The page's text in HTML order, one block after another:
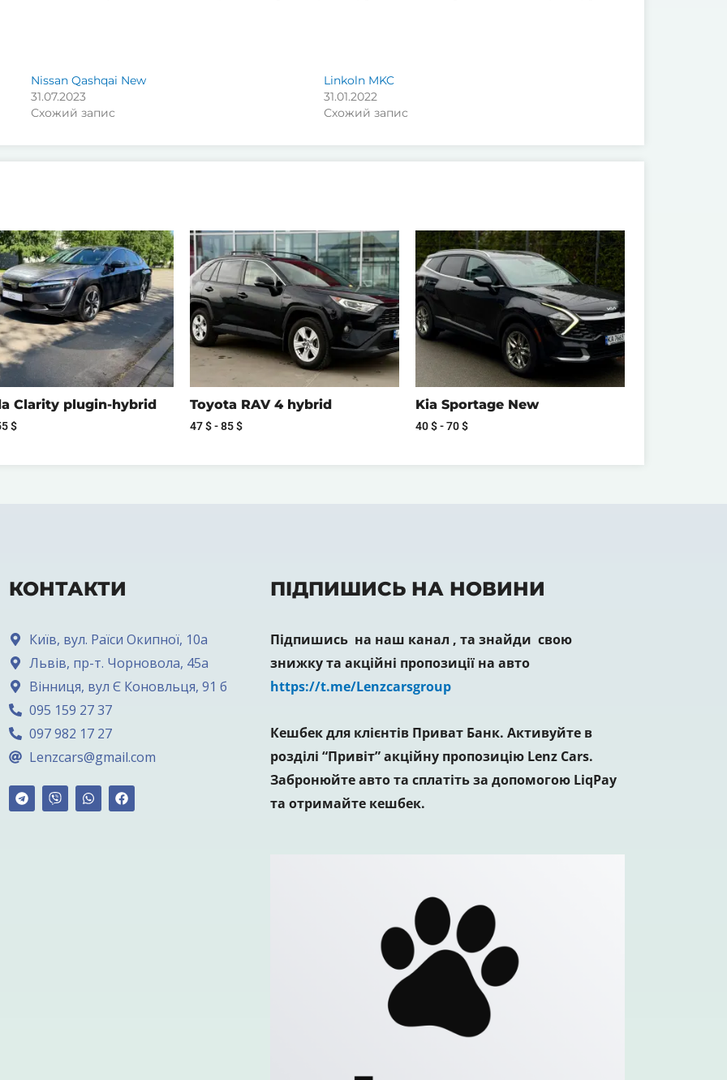
Nissan Qashqai New
31.07.2023
Схожий запис
Linkoln MKC
31.01.2022
Схожий запис
Clarity plugin-hybrid
$
Toyota RAV 4 hybrid
47$-85$
Kia Sportage New
40$-70$
КОНТАКТИ
Київ, вул. Раїси Окипної, 10а
Львів, пр-т. Чорновола, 45а
Вінниця, вул Є Коновльця, 91 б
095 159 27 37
097 982 17 27
Lenzcars@gmail.com
ПІДПИШИСЬ НА НОВИНИ
Підпишись на наш канал , та знайди свою
знижку та акційні пропозиції на авто
https://t.me/Lenzcarsgroup
Кешбек для клієнтів Приват Банк. Активуйте в
розділі “Привіт” акційну пропозицію Lenz Cars.
Забронюйте авто та сплатіть за допомогою LiqPay
та отримайте кешбек.